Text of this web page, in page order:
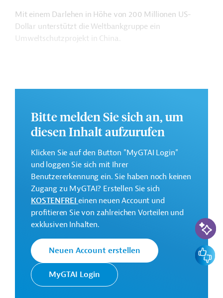
Mit einem Darlehen in Höhe von 200 Millionen US-
Dollar unterstützt die Weltbankgruppe ein
Umweltschutzprojekt in China.
Verringerung der Wasserverschmutzung entlang des
Yangtse-Einzugsgebietes in der Provinz Hubei.
Die Durchführung des Projekts ist bis Dezember 2028
geplant.
Weitere Informationen zu dem Entwicklungsprojekt
finden Sie auf derWebseite der Weltbankgruppe
und im Originaldokument, das zum Download
bereitsteht.
1,074 Milliarden US-Dollar
Geberbeitrag:
200 Millionen US-Dollar (IBRD, Darlehen)
Bitte melden Sie sich an, um
diesen Inhalt aufzurufen
Klicken Sie auf den Button "MyGTAI Login"
und loggen Sie sich mit Ihrer
Benutzererkennung ein. Sie haben noch keinen
Zugang zu MyGTAI? Erstellen Sie sich
KOSTENFREIeinen neuen Account und
profitieren Sie von zahlreichen Vorteilen und
exklusiven Inhalten.
Neuen Account erstellen
MyGTAI Login
KI-